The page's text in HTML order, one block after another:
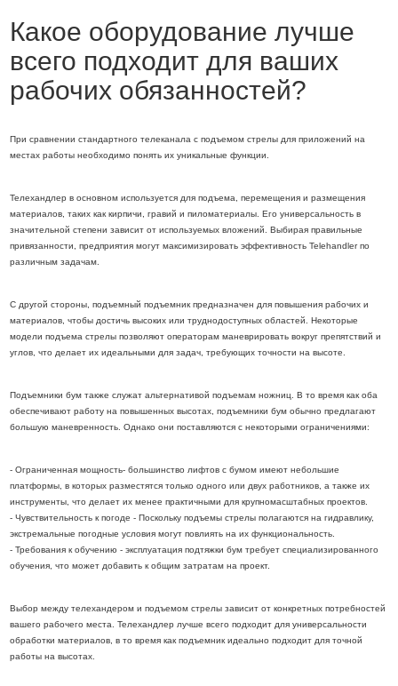
Какое оборудование лучше
всего подходит для ваших
рабочих обязанностей?
При сравнении стандартного телеканала с подъемом стрелы для приложений на
местах работы необходимо понять их уникальные функции.
Телехандлер в основном используется для подъема, перемещения и размещения
материалов, таких как кирпичи, гравий и пиломатериалы. Его универсальность в
значительной степени зависит от используемых вложений. Выбирая правильные
привязанности, предприятия могут максимизировать эффективность Telehandler по
различным задачам.
С другой стороны, подъемный подъемник предназначен для повышения рабочих и
материалов, чтобы достичь высоких или труднодоступных областей. Некоторые
модели подъема стрелы позволяют операторам маневрировать вокруг препятствий и
углов, что делает их идеальными для задач, требующих точности на высоте.
Подъемники бум также служат альтернативой подъемам ножниц. В то время как оба
обеспечивают работу на повышенных высотах, подъемники бум обычно предлагают
большую маневренность. Однако они поставляются с некоторыми ограничениями:
- Ограниченная мощность- большинство лифтов с бумом имеют небольшие
платформы, в которых разместятся только одного или двух работников, а также их
инструменты, что делает их менее практичными для крупномасштабных проектов.
- Чувствительность к погоде - Поскольку подъемы стрелы полагаются на гидравлику,
экстремальные погодные условия могут повлиять на их функциональность.
- Требования к обучению - эксплуатация подтяжки бум требует специализированного
обучения, что может добавить к общим затратам на проект.
Выбор между телехандером и подъемом стрелы зависит от конкретных потребностей
вашего рабочего места. Телехандлер лучше всего подходит для универсальности
обработки материалов, в то время как подъемник идеально подходит для точной
работы на высотах.